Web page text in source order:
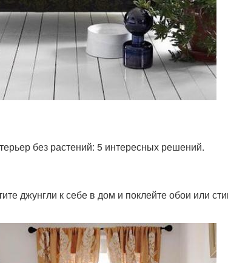
джунгли к себе в дом и поклейте обои или